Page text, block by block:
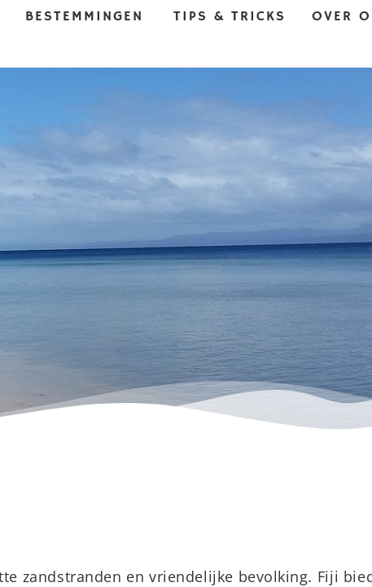
BESTEMMINGEN TIPS & TRICKS
OVER
zandstranden en vriendelijke bevolking. Fiji